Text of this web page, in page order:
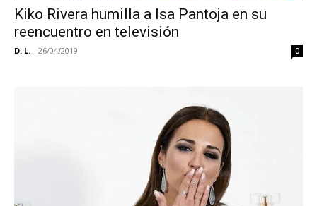
Kiko Rivera humilla a Isa Pantoja en su
reencuentro en televisión
D. L. - 26/04/2019 0